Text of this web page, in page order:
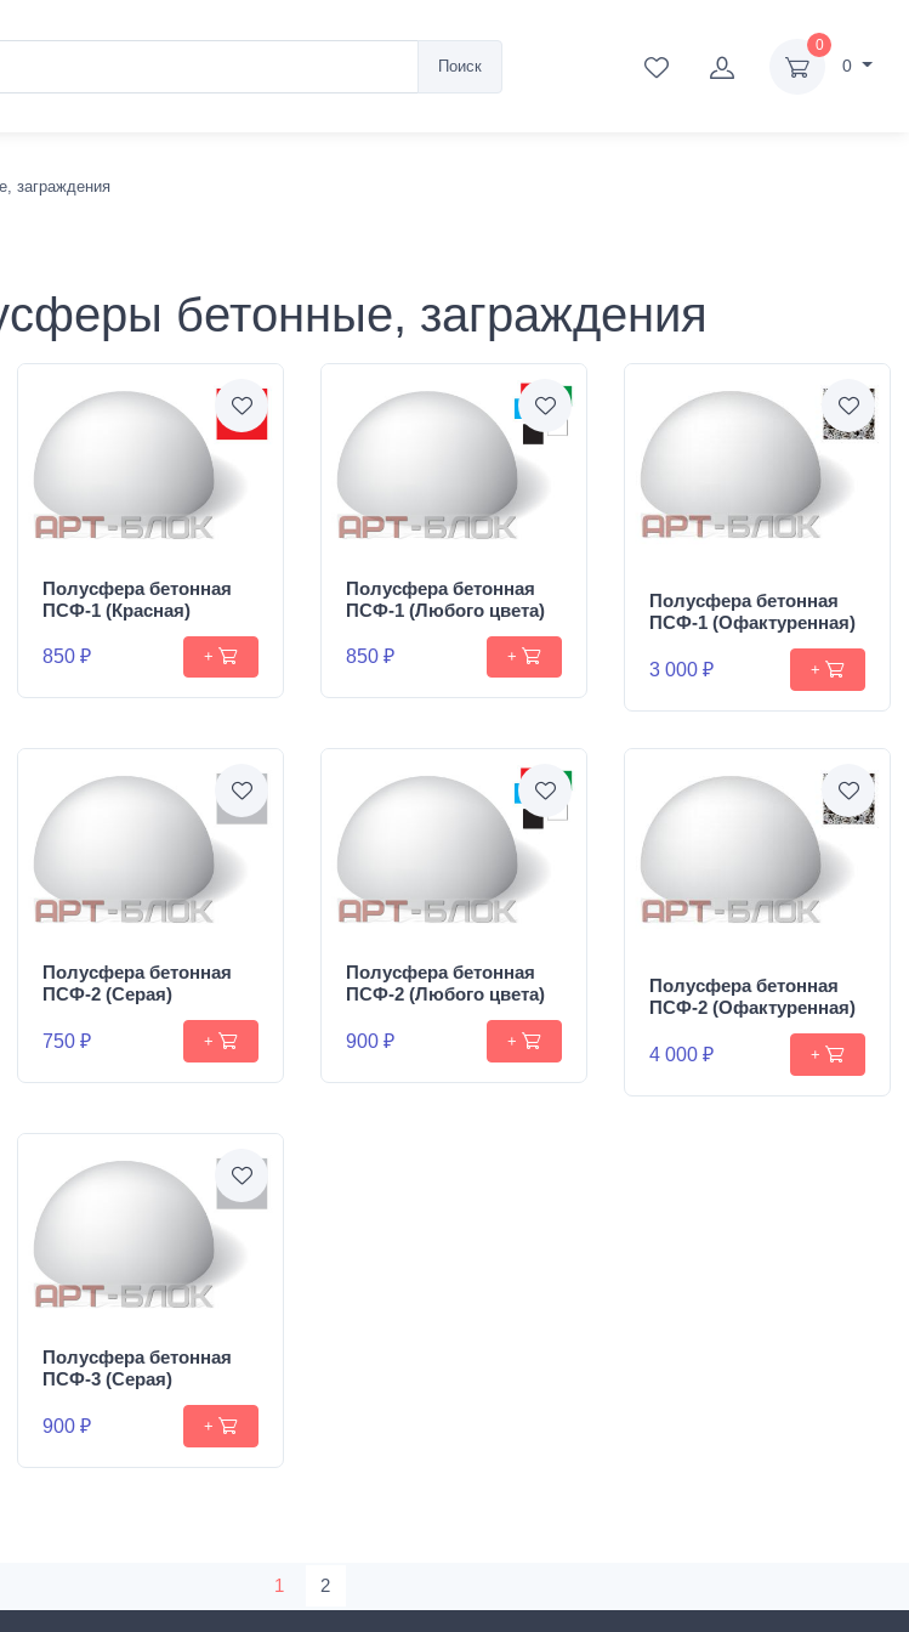
Поиск
0
0
заграждения
бетонные, заграждения
Полусфера бетонная
ПСФ-1 (Красная)
850 ₽ +
Полусфера бетонная
ПСФ-1 (Любого цвета)
850 ₽ +
Полусфера бетонная
ПСФ-1 (Офактуренная)
3 000 ₽ +
Полусфера бетонная
ПСФ-2 (Серая)
750 ₽ +
Полусфера бетонная
ПСФ-2 (Любого цвета)
900 ₽ +
Полусфера бетонная
ПСФ-2 (Офактуренная)
4 000 ₽ +
Полусфера бетонная
ПСФ-3 (Серая)
900 ₽ +
1 2